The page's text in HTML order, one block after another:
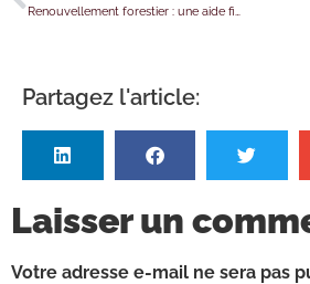
Renouvellement forestier : une aide financière sous conditions
Partagez l'article:
Laisser un
Votre adresse e-mail ne sera pas